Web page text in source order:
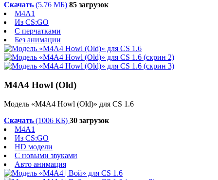
Скачать (5.76 МБ) 85 загрузок
M4A1
Из CS:GO
С перчатками
Без анимации
M4A4 Howl (Old)
Модель «M4A4 Howl (Old)» для CS 1.6
Скачать (1006 КБ) 30 загрузок
M4A1
Из CS:GO
HD модели
С новыми звуками
Авто анимация